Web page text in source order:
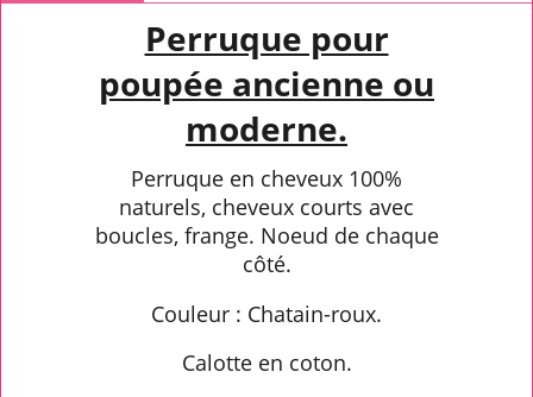
Perruque pour
poupée ancienne ou
moderne.
Perruque en cheveux 100%
naturels, cheveux courts avec
boucles, frange. Noeud de chaque
côté.
Couleur : Chatain-roux.
Calotte en coton.